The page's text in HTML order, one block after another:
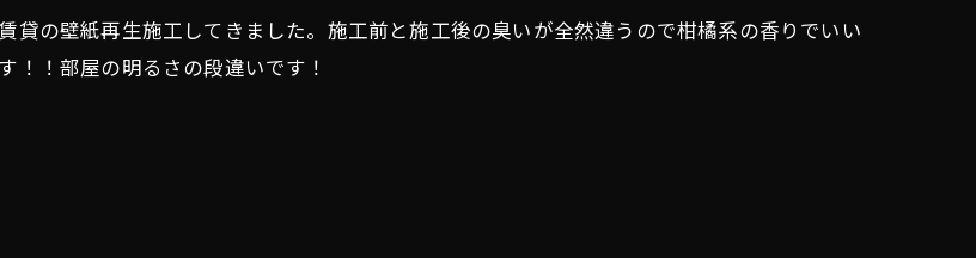
貸の壁紙再生施工してきました。施工前と施工後の臭いが全然違うので柑橘系の香りでいい
！！部屋の明るさの段違いです！